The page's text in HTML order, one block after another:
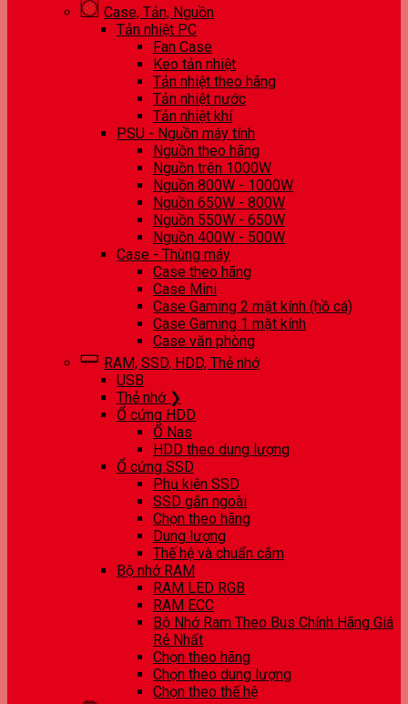
Case, Tản, Nguồn
Tản nhiệt PC
Fan Case
Keo tản nhiệt
Tản nhiệt theo hãng
Tản nhiệt nước
Tản nhiệt khí
PSU - Nguồn máy tính
Nguồn theo hãng
Nguồn trên 1000W
Nguồn 800W - 1000W
Nguồn 650W - 800W
Nguồn 550W - 650W
Nguồn 400W - 500W
Case - Thùng máy
Case theo hãng
Case Mini
Case Gaming 2 mặt kính (hồ cá)
Case Gaming 1 mặt kính
Case văn phòng
RAM, SSD, HDD, Thẻ nhớ
USB
Thẻ nhớ ❯
Ổ cứng HDD
Ổ Nas
HDD theo dung lượng
Ổ cứng SSD
Phụ kiện SSD
SSD gắn ngoài
Chọn theo hãng
Dung lượng
Thế hệ và chuẩn cắm
Bộ nhớ RAM
RAM LED RGB
RAM ECC
Bộ Nhớ Ram Theo Bus Chính Hãng Giá
Rẻ Nhất
Chọn theo hãng
Chọn theo dung lượng
Chọn theo thế hệ